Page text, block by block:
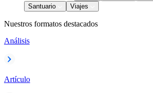
Santuario
Viajes
Nuestros formatos destacados
Análisis
Artículo